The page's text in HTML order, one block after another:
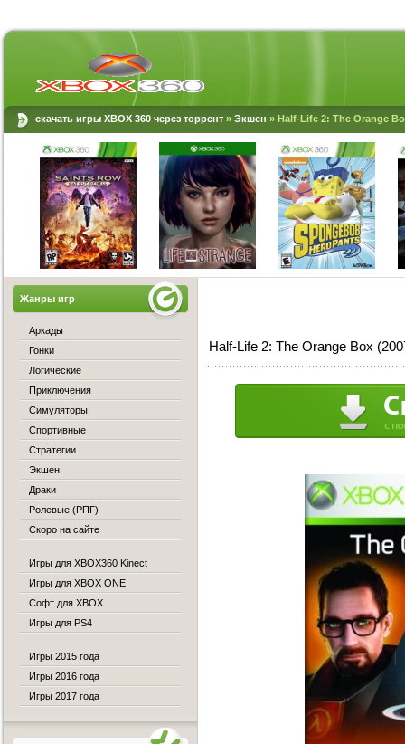
скачать игры XBOX 360 через торрент » Экшен » Half-Life 2: The Orange
Half-Life 2: The Orange Box
Жанры игр
Аркады
Гонки
Логические
Приключения
Симуляторы
Спортивные
Стратегии
Экшен
Драки
Ролевые (РПГ)
Скоро на сайте
Игры для XBOX360 Kinect
Игры для XBOX ONE
Софт для XBOX
Игры для PS4
Игры 2015 года
Игры 2016 года
Игры 2017 года